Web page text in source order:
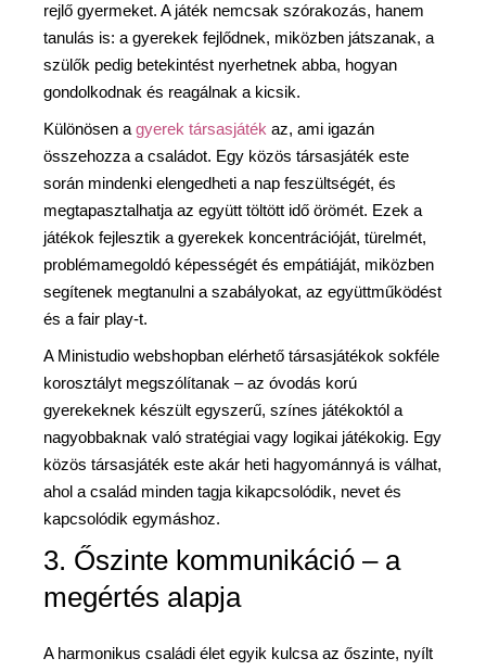
rejlő gyermeket. A játék nemcsak szórakozás, hanem
tanulás is: a gyerekek fejlődnek, miközben játszanak, a
szülők pedig betekintést nyerhetnek abba, hogyan
gondolkodnak és reagálnak a kicsik.
Különösen a gyerek társasjáték az, ami igazán
összehozza a családot. Egy közös társasjáték este
során mindenki elengedheti a nap feszültségét, és
megtapasztalhatja az együtt töltött idő örömét. Ezek a
játékok fejlesztik a gyerekek koncentrációját, türelmét,
problémamegoldó képességét és empátiáját, miközben
segítenek megtanulni a szabályokat, az együttműködést
és a fair play-t.
A Ministudio webshopban elérhető társasjátékok sokféle
korosztályt megszólítanak – az óvodás korú
gyerekeknek készült egyszerű, színes játékoktól a
nagyobbaknak való stratégiai vagy logikai játékokig. Egy
közös társasjáték este akár heti hagyománnyá is válhat,
ahol a család minden tagja kikapcsolódik, nevet és
kapcsolódik egymáshoz.
3. Őszinte kommunikáció – a
megértés alapja
A harmonikus családi élet egyik kulcsa az őszinte, nyílt